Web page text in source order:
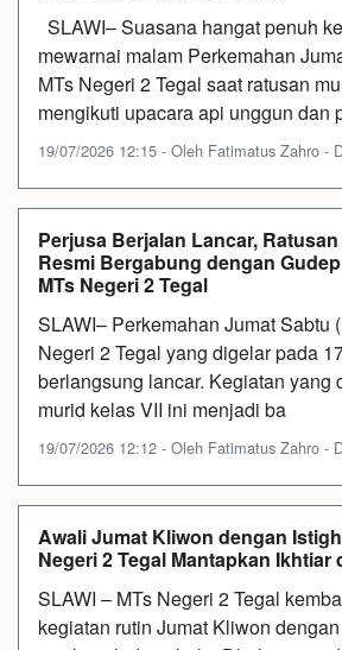
SLAWI– Suasana hangat penuh
mewarnai malam Perkemahan
MTs Negeri 2 Tegal saat ratusan
mengikuti upacara api unggun dan
19/07/2026 12:15 - Oleh Fatimatus Zahro -
Perjusa Berjalan Lancar,
Resmi Bergabung dengan
MTs Negeri 2 Tegal
SLAWI– Perkemahan Jumat Sabtu
Negeri 2 Tegal yang digelar pada
berlangsung lancar. Kegiatan yang
murid kelas VII ini menjadi ba
19/07/2026 12:12 - Oleh Fatimatus Zahro -
Awali Jumat Kliwon dengan
Negeri 2 Tegal Mantapkan Ikhtiar
SLAWI – MTs Negeri 2 Tegal
kegiatan rutin Jumat Kliwon